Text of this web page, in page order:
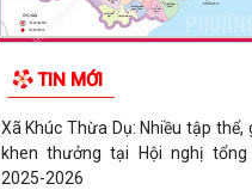
TIN MỚI
Xã Khúc Thừa Dụ: Nhiều tập thể,
khen thưởng tại Hội nghị
2025-2026